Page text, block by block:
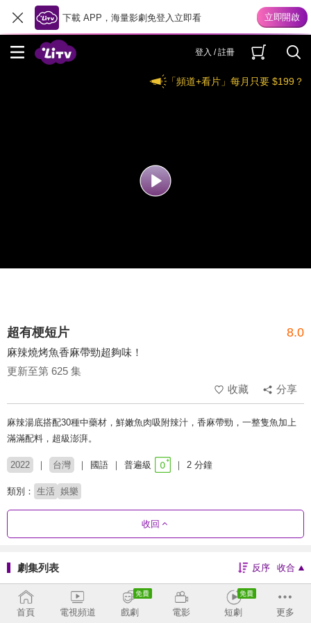
下載 APP，海量影劇免登入立即看
登入 / 註冊
「頻道+看片」每月只要 $199？
超有梗短片 8.0
麻辣燒烤魚香麻帶勁超夠味！
更新至第 625 集
收藏
分享
麻辣湯底搭配30種中藥材，鮮嫩魚肉吸附辣汁，香麻帶勁，一整隻魚加上
滿滿配料，超級澎湃。
2022 台灣 國語 普遍級 2 分鐘
類別： 生活 娛樂
收回
劇集列表 反序 收合
604 - 625 565 - 603 519 - 564 469 - 517
410 - 468 367 - 409 319 - 366 273 - 318
首頁 電視頻道 戲劇 電影 短劇 更多